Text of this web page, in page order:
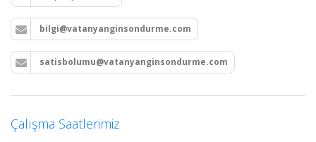
dolapları montajı, seyyar
tekerlekli yangın hortumu
makaraları, yangın hidrant
hatları kurulumu ve periyodik
vana testleri.
bilgi@vatanyanginsondurme.com
satisbolumu@vatanyanginsondurme.com
Çalışma Saatlerimiz